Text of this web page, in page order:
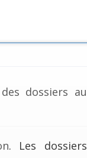
dossiers au
. Les dossiers